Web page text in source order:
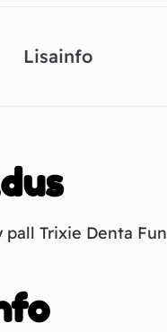
Lisainfo
pall Trixie Denta Fun